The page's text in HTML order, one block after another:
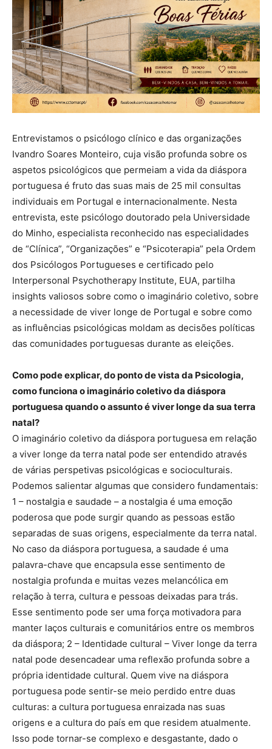
Entrevistamos o psicólogo clínico e das organizações
Ivandro Soares Monteiro, cuja visão profunda sobre os
aspetos psicológicos que permeiam a vida da diáspora
portuguesa é fruto das suas mais de 25 mil consultas
individuais em Portugal e internacionalmente. Nesta
entrevista, este psicólogo doutorado pela Universidade
do Minho, especialista reconhecido nas especialidades
de “Clínica”, “Organizações” e “Psicoterapia” pela Ordem
dos Psicólogos Portugueses e certificado pelo
Interpersonal Psychotherapy Institute, EUA, partilha
insights valiosos sobre como o imaginário coletivo, sobre
a necessidade de viver longe de Portugal e sobre como
as influências psicológicas moldam as decisões políticas
das comunidades portuguesas durante as eleições.
Como pode explicar, do ponto de vista da Psicologia,
como funciona o imaginário coletivo da diáspora
portuguesa quando o assunto é viver longe da sua terra
natal?
O imaginário coletivo da diáspora portuguesa em relação
a viver longe da terra natal pode ser entendido através
de várias perspetivas psicológicas e socioculturais.
Podemos salientar algumas que considero fundamentais:
1 – nostalgia e saudade – a nostalgia é uma emoção
poderosa que pode surgir quando as pessoas estão
separadas de suas origens, especialmente da terra natal.
No caso da diáspora portuguesa, a saudade é uma
palavra-chave que encapsula esse sentimento de
nostalgia profunda e muitas vezes melancólica em
relação à terra, cultura e pessoas deixadas para trás.
Esse sentimento pode ser uma força motivadora para
manter laços culturais e comunitários entre os membros
da diáspora; 2 – Identidade cultural – Viver longe da terra
natal pode desencadear uma reflexão profunda sobre a
própria identidade cultural. Quem vive na diáspora
portuguesa pode sentir-se meio perdido entre duas
culturas: a cultura portuguesa enraizada nas suas
origens e a cultura do país em que residem atualmente.
Isso pode tornar-se complexo e desgastante, dado o